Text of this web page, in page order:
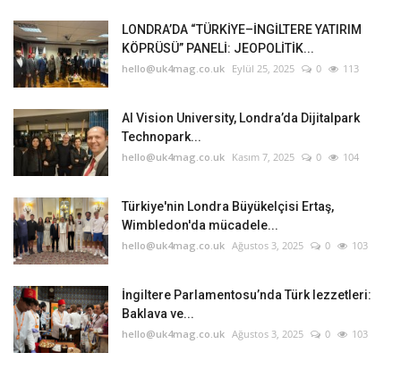
LONDRA’DA “TÜRKİYE–İNGİLTERE YATIRIM
KÖPRÜSÜ” PANELİ: JEOPOLİTİK...
hello@uk4mag.co.uk Eylül 25, 2025 0 113
AI Vision University, Londra’da Dijitalpark
Technopark...
hello@uk4mag.co.uk Kasım 7, 2025 0 104
Türkiye'nin Londra Büyükelçisi Ertaş,
Wimbledon'da mücadele...
hello@uk4mag.co.uk Ağustos 3, 2025 0 103
İngiltere Parlamentosu’nda Türk lezzetleri:
Baklava ve...
hello@uk4mag.co.uk Ağustos 3, 2025 0 103